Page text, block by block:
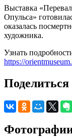
Выставка
Опульса»
оказалась
художника.
Узнать
https://